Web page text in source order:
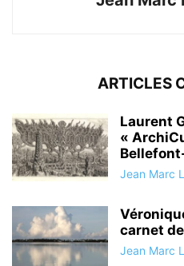
ARTICLES
Laurent
«
Jean Marc
carnet
Jean Marc